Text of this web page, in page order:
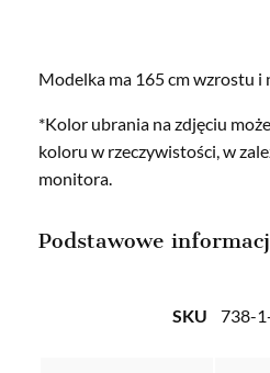
Modelka ma 165 cm wzrostu i
*Kolor ubrania na zdjęciu
koloru w rzeczywistości, w
monitora.
Podstawowe
SKU 738-